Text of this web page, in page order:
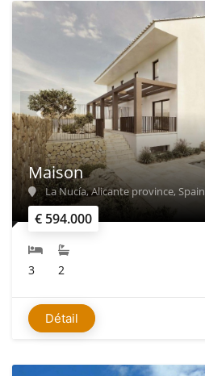
€ 594.000
Maison
La Nucía, Alicante province, Spain
3 2
Détail